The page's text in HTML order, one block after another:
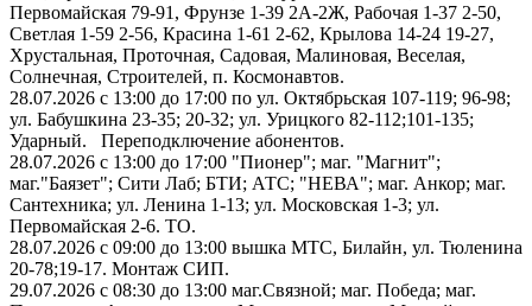
Первомайская 79-91, Фрунзе 1-39 2А-2Ж, Рабочая 1-37 2-50,
Светлая 1-59 2-56, Красина 1-61 2-62, Крылова 14-24 19-27,
Хрустальная, Проточная, Садовая, Малиновая, Веселая,
Солнечная, Строителей, п. Космонавтов.
28.07.2026 с 13:00 до 17:00 по ул. Октябрьская 107-119; 96-98;
ул. Бабушкина 23-35; 20-32; ул. Урицкого 82-112;101-135;
Ударный. Переподключение абонентов.
28.07.2026 с 13:00 до 17:00 "Пионер"; маг. "Магнит";
маг."Баязет"; Сити Лаб; БТИ; АТС; "НЕВА"; маг. Анкор; маг.
Сантехника; ул. Ленина 1-13; ул. Московская 1-3; ул.
Первомайская 2-6. ТО.
28.07.2026 с 09:00 до 13:00 вышка МТС, Билайн, ул. Тюленина
20-78;19-17. Монтаж СИП.
29.07.2026 с 08:30 до 13:00 маг.Связной; маг. Победа; маг.